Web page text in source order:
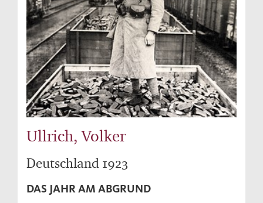
Ullrich, Volker
Deutschland 1923
DAS JAHR AM ABGRUND